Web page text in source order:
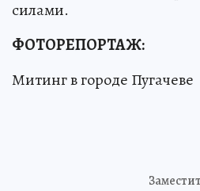
силами.
ФОТОРЕПОРТАЖ:
Митинг в городе Пугачеве